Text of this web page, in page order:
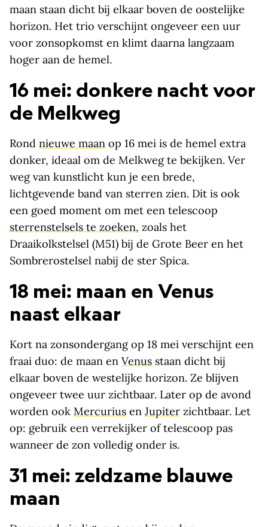
maan staan dicht bij elkaar boven de oostelijke
horizon. Het trio verschijnt ongeveer een uur
voor zonsopkomst en klimt daarna langzaam
hoger aan de hemel.
16 mei: donkere nacht voor
de Melkweg
Rond nieuwe maan op 16 mei is de hemel extra
donker, ideaal om de Melkweg te bekijken. Ver
weg van kunstlicht kun je een brede,
lichtgevende band van sterren zien. Dit is ook
een goed moment om met een telescoop
sterrenstelsels te zoeken, zoals het
Draaikolkstelsel (M51) bij de Grote Beer en het
Sombrerostelsel nabij de ster Spica.
18 mei: maan en Venus
naast elkaar
Kort na zonsondergang op 18 mei verschijnt een
fraai duo: de maan en Venus staan dicht bij
elkaar boven de westelijke horizon. Ze blijven
ongeveer twee uur zichtbaar. Later op de avond
worden ook Mercurius en Jupiter zichtbaar. Let
op: gebruik een verrekijker of telescoop pas
wanneer de zon volledig onder is.
31 mei: zeldzame blauwe
maan